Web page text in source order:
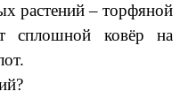
растений – торфяной
сплошной ковёр на